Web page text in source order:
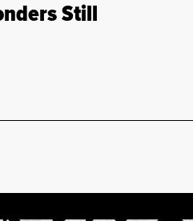
Still